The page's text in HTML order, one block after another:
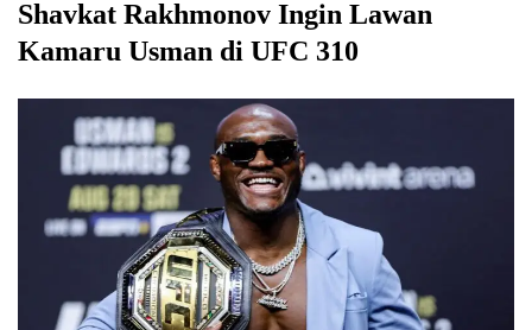
Shavkat Rakhmonov Ingin Lawan
Kamaru Usman di UFC 310